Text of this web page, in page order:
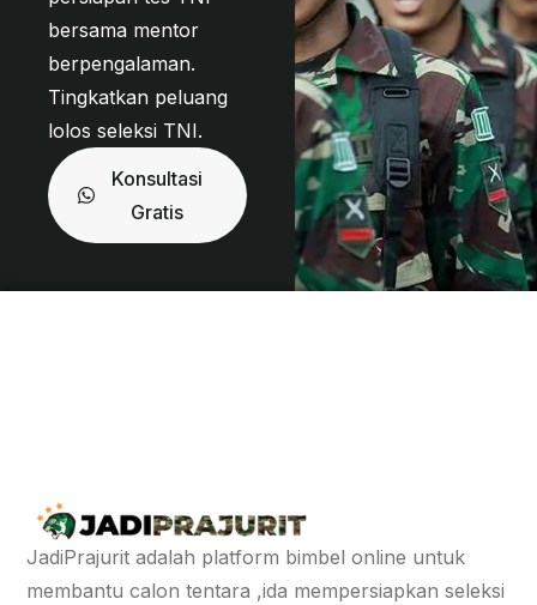
bersama mentor
berpengalaman.
Tingkatkan peluang
lolos seleksi TNI.
Konsultasi
Gratis
JadiPrajurit adalah platform bimbel online untuk
membantu calon tentara ,ida mempersiapkan seleksi